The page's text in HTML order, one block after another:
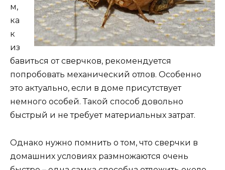
м,
ка
к
из
бавиться от сверчков, рекомендуется
попробовать механический отлов. Особенно
это актуально, если в доме присутствует
немного особей. Такой способ довольно
быстрый и не требует материальных затрат.
Однако нужно помнить о том, что сверчки в
домашних условиях размножаются очень